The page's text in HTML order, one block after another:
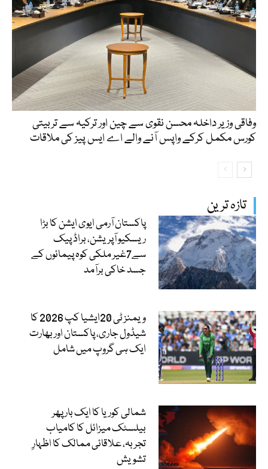
تازہ ترین
پاکستان آرمی ایوی ایشن کا بڑا
ریسکیو آپریشن، براڈ پیک
سے7غیر ملکی کوہ پیمائوں کے
جسد خاکی برآمد
ویمنز ٹی 20ایشیا کپ 2026 کا
شیڈول جاری، پاکستان اور بھارت
ایک ہی گروپ میں شامل
شمالی کوریا کا ایک بار پھر
بیلسٹک میزائل کا کامیاب
تجربہ، علاقائی ممالک کا اظہارِ
تشویش
وفاقی وزیر داخلہ محسن نقوی سے چین اور ترکیہ سے تربیتی
کورس مکمل کرکے واپس آنے والے اے ایس پیز کی ملاقات